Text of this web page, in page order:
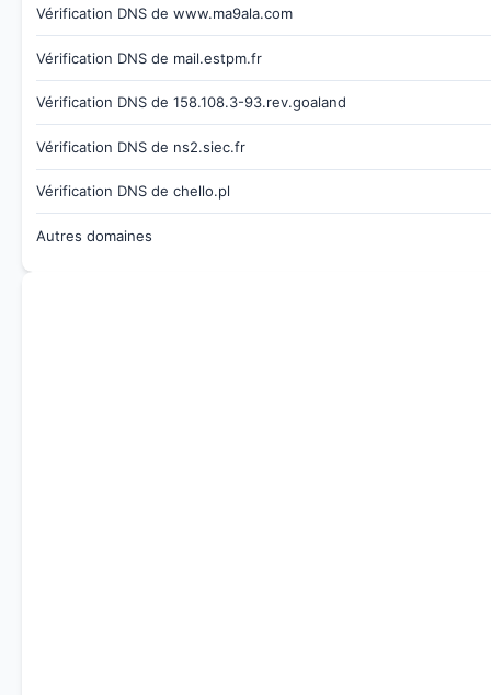
Vérification DNS de www.ma9ala.com
Vérification DNS de mail.estpm.fr
Vérification DNS de 158.108.3-93.rev.goaland
Vérification DNS de ns2.siec.fr
Vérification DNS de chello.pl
Autres domaines